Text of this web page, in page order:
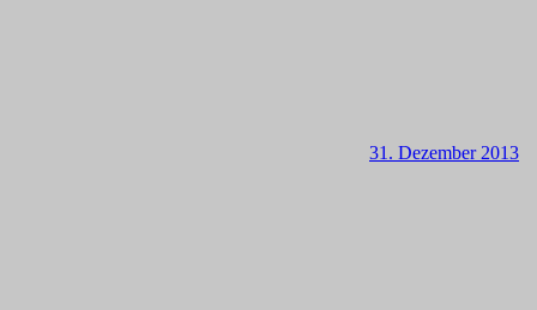
31. Dezember 2013